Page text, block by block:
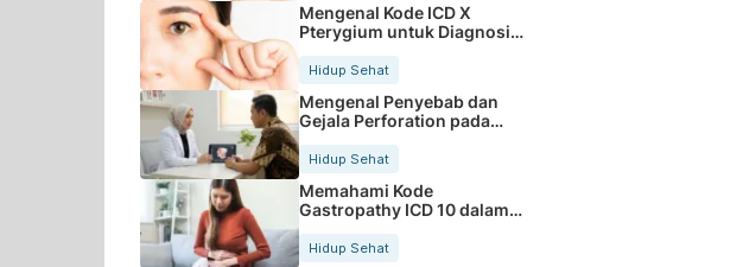
Mengenal Kode ICD X
Pterygium untuk Diagnosis
Hidup Sehat
Mengenal Penyebab dan
Gejala Perforation pada
Tubuh
Hidup Sehat
Memahami Kode
Gastropathy ICD 10 dalam
Rekam Medis Pasien
Hidup Sehat